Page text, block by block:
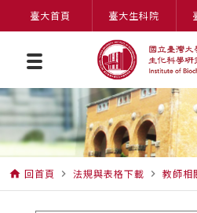
臺大首頁 臺大生科院
home 回首頁 navigate_next 法規與表格下載 navigate_next 教師相